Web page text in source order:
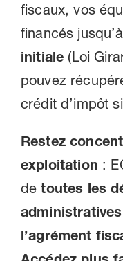
fiscaux, vos
financés jusqu’à
initiale (Loi
pouvez
crédit d’impôt
Restez
exploitation :
detoutes les
l’agrément